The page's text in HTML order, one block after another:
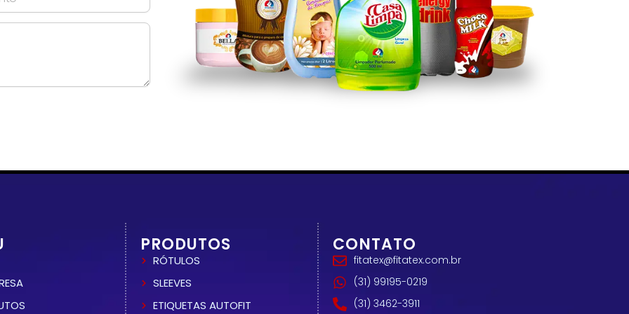
PRODUTOS
RÓTULOS
SLEEVES
ETIQUETAS AUTOFIT
CONTATO
fitatex@fitatex.com.br
(31) 99195-0219
(31) 3462-3911